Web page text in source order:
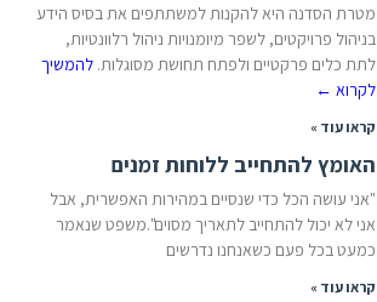
מטרת הסדנה היא להקנות למשתתפים את בסיס הידע
בניהול פרויקטים, לשפר מיומנויות ניהול רלוונטיות,
לתת כלים פרקטיים ולפתח תחושת מסוגלות. להמשיך
לקרוא ←
קראו עוד »
האומץ להתחייב ללוחות זמנים
"אני עושה הכל כדי שנסיים במהירות האפשרית, אבל
אני לא יכול להתחייב לתאריך מסוים".משפט שנאמר
כמעט בכל פעם כשאנחנו נדרשים
קראו עוד »